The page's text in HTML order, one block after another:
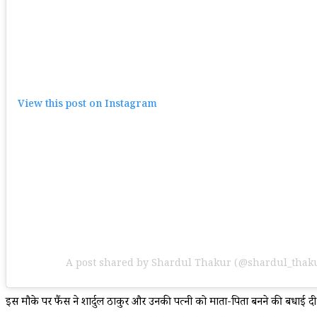
View this post on Instagram
A post shared by Shardul Thakur
इस मौके पर फैंस ने शार्दुल ठाकुर और उनकी पत्नी को माता-पिता बनने की बधाई